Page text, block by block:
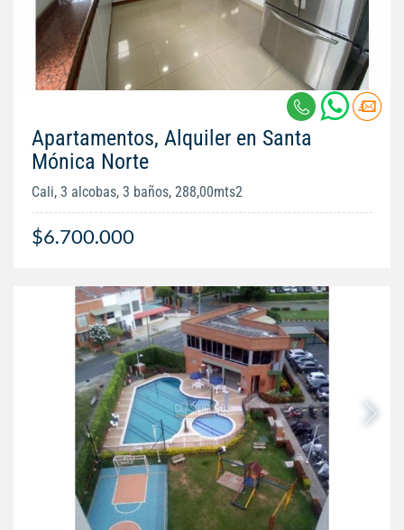
Apartamentos, Alquiler en Santa
Mónica Norte
Cali, 3 alcobas, 3 baños, 288,00mts2
$6.700.000